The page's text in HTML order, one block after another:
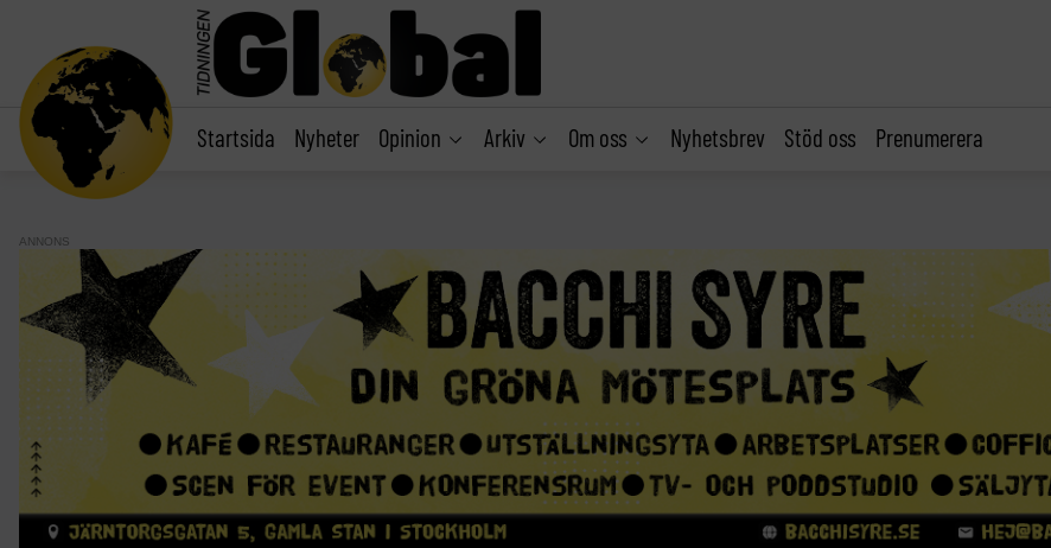
Startsida Nyheter Opinion Arkiv Om oss Nyhetsbrev Stöd oss Prenumerera
ANNONS